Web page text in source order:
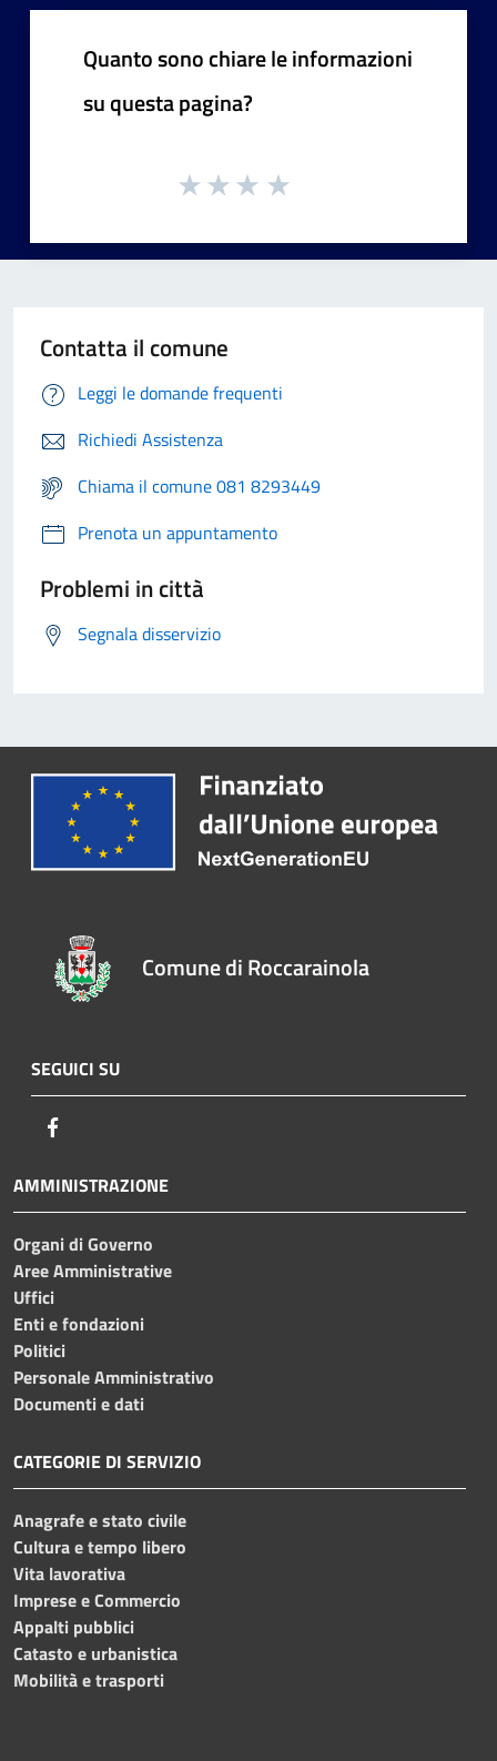
Quanto sono chiare le informazioni
su questa pagina?
Contatta il comune
Leggi le domande frequenti
Richiedi Assistenza
Chiama il comune 081 8293449
Prenota un appuntamento
Problemi in città
Segnala disservizio
Comune di Roccarainola
SEGUICI SU
AMMINISTRAZIONE
Organi di Governo
Aree Amministrative
Uffici
Enti e fondazioni
Politici
Personale Amministrativo
Documenti e dati
CATEGORIE DI SERVIZIO
Anagrafe e stato civile
Cultura e tempo libero
Vita lavorativa
Imprese e Commercio
Appalti pubblici
Catasto e urbanistica
Mobilità e trasporti